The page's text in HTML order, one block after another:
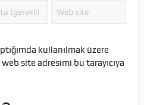
kullanılmak üzere
site adresimi bu tarayıcıya